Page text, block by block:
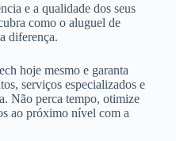
e a qualidade dos seus
como o aluguel de
diferença.
hoje mesmo e garanta
serviços especializados e
Não perca tempo, otimize
ao próximo nível com a